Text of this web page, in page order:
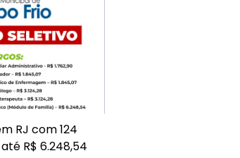
RJ com 124
R$ 6.248,54